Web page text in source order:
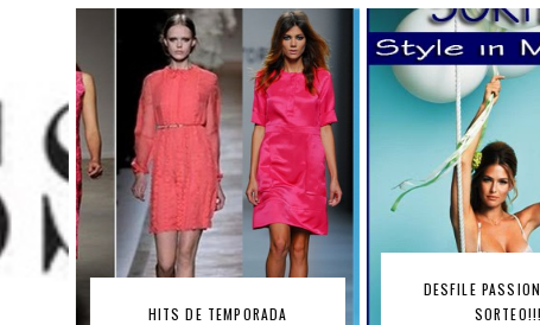
HITS DE TEMPORADA
DESFILE PASSIONATA II Y